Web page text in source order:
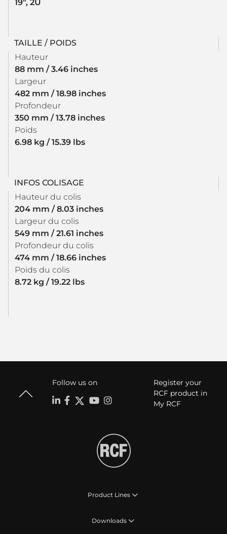
19", 2U
TAILLE / POIDS
Hauteur
88 mm / 3.46 inches
Largeur
482 mm / 18.98 inches
Profondeur
350 mm / 13.78 inches
Poids
6.98 kg / 15.39 lbs
INFOS COLISAGE
Hauteur du colis
204 mm / 8.03 inches
Largeur du colis
549 mm / 21.61 inches
Profondeur du colis
474 mm / 18.66 inches
Poids du colis
8.72 kg / 19.22 lbs
Follow us on
Register your
RCF product in
My RCF
Product Lines
Downloads